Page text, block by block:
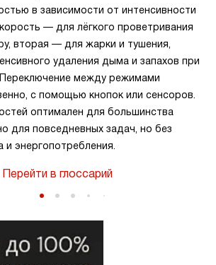
в зависимости от интенсивности
— для лёгкого проветривания
вторая — для жарки и тушения,
удаления дыма и запахов при
между режимами
с помощью кнопок или сенсоров.
оптимален для большинства
для повседневных задач, но без
энергопотребления.
Перейти в глоссарий